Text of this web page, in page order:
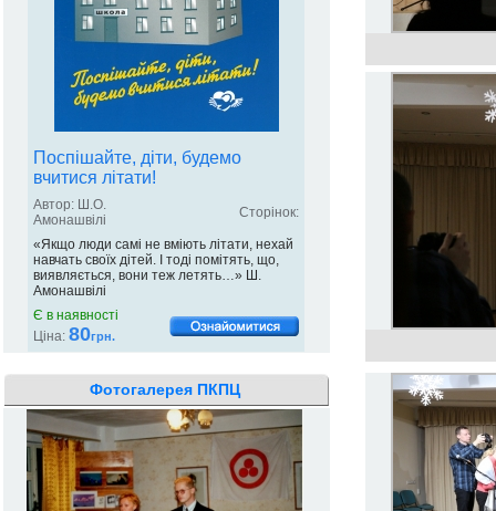
Поспішайте, діти, будемо
вчитися літати!
Автор: Ш.О.
Амонашвілі
Сторінок:
«Якщо люди самі не вміють літати, нехай
навчать своїх дітей. І тоді помітять, що,
виявляється, вони теж летять…» Ш.
Амонашвілі
Є в наявності
Ціна: 80грн.
Фотогалерея ПКПЦ